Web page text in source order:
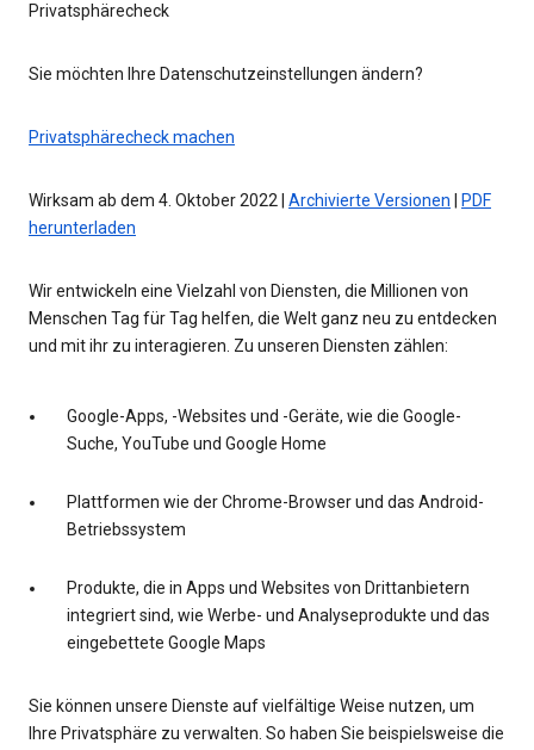
Privatsphärecheck
Sie möchten Ihre Datenschutzeinstellungen ändern?
Privatsphärecheck machen
Wirksam ab dem 4. Oktober 2022 | Archivierte Versionen
PDF
herunterladen
Wir entwickeln eine Vielzahl von Diensten, die Millionen von
Menschen Tag für Tag helfen, die Welt ganz neu zu entdecken
und mit ihr zu interagieren. Zu unseren Diensten zählen:
Google-Apps, -Websites und -Geräte, wie die Google-
Suche, YouTube und Google Home
Plattformen wie der Chrome-Browser und das Android-
Betriebssystem
Produkte, die in Apps und Websites von Drittanbietern
integriert sind, wie Werbe- und Analyseprodukte und das
eingebettete Google Maps
Sie können unsere Dienste auf vielfältige Weise nutzen, um
Ihre Privatsphäre zu verwalten. So haben Sie beispielsweise die